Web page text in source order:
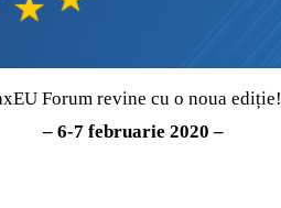
Forum revine cu o noua ediție!
– 6-7 februarie 2020 –